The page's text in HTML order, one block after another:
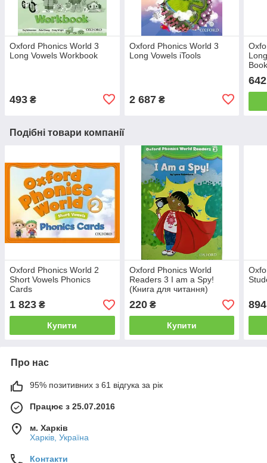
Oxford Phonics World 3
Long Vowels Workbook
493 ₴
Oxford Phonics World 3
Long Vowels iTools
2 687₴
642
Подібні товари компанії
Oxford Phonics World 2
Short Vowels Phonics
Cards
1 823 ₴
Купити
Oxford Phonics World
Readers 3 I am a Spy!
(Книга для читання)
220₴
Купити
894
Про нас
95% позитивних з 61 відгука за рік
Працює з 25.07.2016
м. Харків
Харків, Україна
Контакти